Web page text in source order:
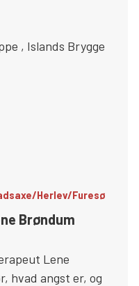
, Islands Brygge
Herlev/Furesø
Brøndum
Lene
hvad angst er, og